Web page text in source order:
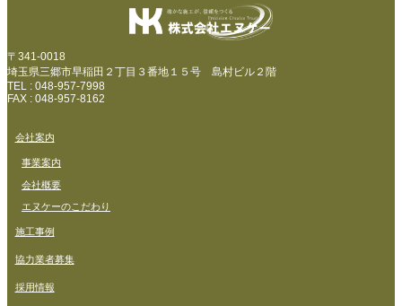
〒341-0018
埼玉県三郷市早稲田２丁目３番地１５号 島村ビル２階
TEL : 048-957-7998
FAX : 048-957-8162
会社案内
事業案内
会社概要
エヌケーのこだわり
施工事例
協力業者募集
採用情報